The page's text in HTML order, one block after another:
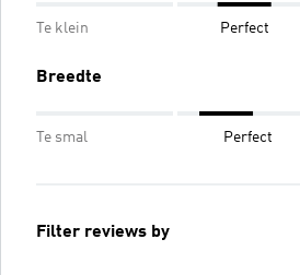
Te klein Perfect
Breedte
Te smal Perfect
Filter reviews by